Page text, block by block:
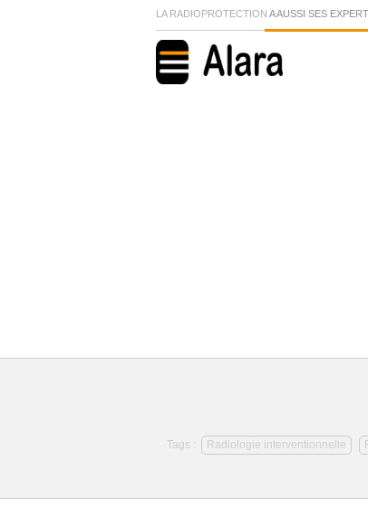
LA RADIOPROTECTION A AUSSI SES
Tags : Radiologie interventionnelle